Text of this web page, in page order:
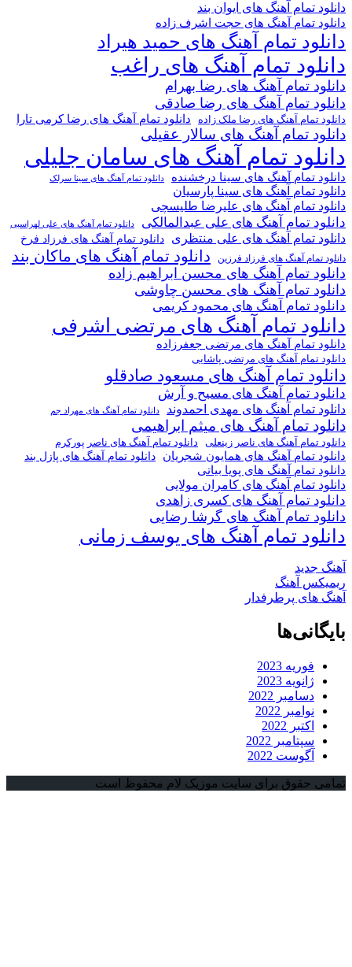
تمام آهنگ های ایوان بند
تمام آهنگ های حجت اشرف زاده
تمام آهنگ های حمید هیراد
تمام آهنگ های راغب
تمام آهنگ های رضا بهرام
تمام آهنگ های رضا صادقی
تمام آهنگ های رضا ملک زاده دانلود تمام آهنگ های رضا کرمی تارا
تمام آهنگ های سالار عقیلی
تمام آهنگ های سامان جلیلی
تمام آهنگ های سینا درخشنده دانلود تمام آهنگ های سینا سرلک
تمام آهنگ های سینا پارسیان
تمام آهنگ های علیرضا طلیسچی
تمام آهنگ های علی عبدالمالکی دانلود تمام آهنگ های علی لهراسبی
تمام آهنگ های علی منتظری دانلود تمام آهنگ های فرزاد فرخ
تمام آهنگ های فرزاد فرزین دانلود تمام آهنگ های ماکان بند
تمام آهنگ های محسن ابراهیم زاده
تمام آهنگ های محسن چاوشی
تمام آهنگ های محمود کریمی
تمام آهنگ های مرتضی اشرفی
تمام آهنگ های مرتضی جعفرزاده
تمام آهنگ های مرتضی پاشایی
تمام آهنگ های مسعود صادقلو
تمام آهنگ های مسیح و آرش
تمام آهنگ های مهدی احمدوند دانلود تمام آهنگ های مهراد جم
تمام آهنگ های میثم ابراهیمی
تمام آهنگ های ناصر زینعلی دانلود تمام آهنگ های ناصر پورکرم
تمام آهنگ های همایون شجریان دانلود تمام آهنگ های پازل بند
تمام آهنگ های پویا بیاتی
تمام آهنگ های کامران مولایی
تمام آهنگ های کسری زاهدی
تمام آهنگ های گرشا رضایی
تمام آهنگ های یوسف زمانی
آهنگ
های پرطرفدار
فوریه 2023
ژانویه 2023
دسامبر 2022
نوامبر 2022
اکتبر 2022
سپتامبر 2022
آگوست 2022
حقوق برای سایت موزیک لام محفوظ است